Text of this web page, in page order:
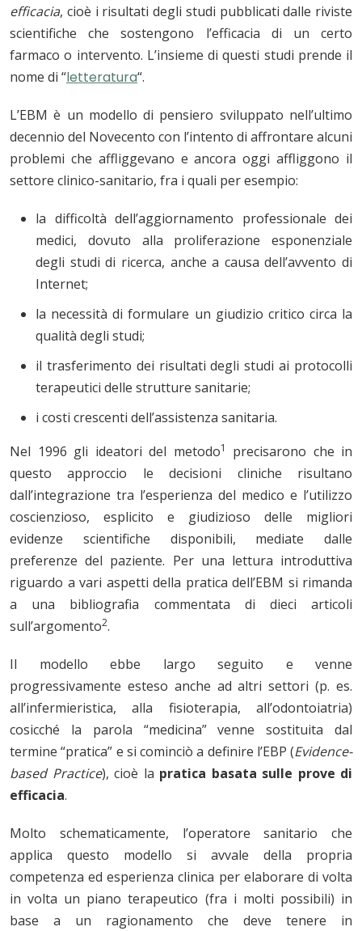
efficacia, cioè i risultati degli studi pubblicati dalle riviste
scientifiche che sostengono l’efficacia di un certo
farmaco o intervento. L’insieme di questi studi prende il
nome di “letteratura“.
L’EBM è un modello di pensiero sviluppato nell’ultimo
decennio del Novecento con l’intento di affrontare alcuni
problemi che affliggevano e ancora oggi affliggono il
settore clinico-sanitario, fra i quali per esempio:
la difficoltà dell’aggiornamento professionale dei
medici, dovuto alla proliferazione esponenziale
degli studi di ricerca, anche a causa dell’avvento di
Internet;
la necessità di formulare un giudizio critico circa la
qualità degli studi;
il trasferimento dei risultati degli studi ai protocolli
terapeutici delle strutture sanitarie;
i costi crescenti dell’assistenza sanitaria.
Nel 1996 gli ideatori del metodo1
precisarono che in
questo approccio le decisioni cliniche risultano
dall’integrazione tra l’esperienza del medico e l’utilizzo
coscienzioso, esplicito e giudizioso delle migliori
evidenze scientifiche disponibili, mediate dalle
preferenze del paziente. Per una lettura introduttiva
riguardo a vari aspetti della pratica dell’EBM si rimanda
a una bibliografia commentata di dieci articoli
sull’argomento2.
Il modello ebbe largo seguito e venne
progressivamente esteso anche ad altri settori (p. es.
all’infermieristica, alla fisioterapia, all’odontoiatria)
cosicché la parola “medicina” venne sostituita dal
termine “pratica” e si cominciò a definire l’EBP (Evidence-
based Practice), cioè la pratica basata sulle prove di
efficacia.
Molto schematicamente, l’operatore sanitario che
applica questo modello si avvale della propria
competenza ed esperienza clinica per elaborare di volta
in volta un piano terapeutico (fra i molti possibili) in
base a un ragionamento che deve tenere in